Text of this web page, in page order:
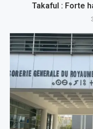
Takaful : Forte